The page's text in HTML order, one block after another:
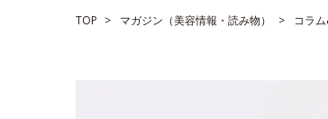
TOP マガジン（美容情報・読み物） コラ